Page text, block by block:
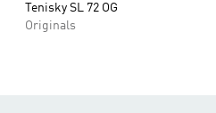
Tenisky SL 72 OG
Originals